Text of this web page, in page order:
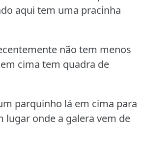
aqui tem uma pracinha
não tem menos
cima tem quadra de
parquinho lá em cima para
lugar onde a galera vem de